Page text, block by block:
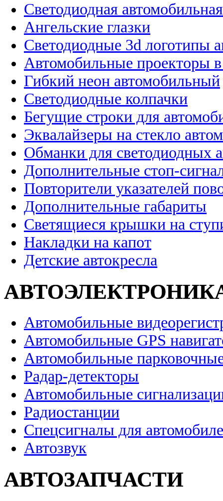
Светодиодная
Ангельские глазки
Светодиодные 3d логотипы
Автомобильные проекторы
Гибкий неон автомобильный
Светодиодные колпачки
Бегущие строки для
Эквалайзеры на стекло
Обманки для светодиодных
Дополнительные стоп-
Повторители указателей
Дополнительные габариты
Светящиеся крышки на
Накладки на капот
Детские автокресла
Автомобильные
Автомобильные GPS
Автомобильные
Радар-детекторы
Автомобильные
Радиостанции
Спецсигналы для
Автозвук
АВТОЗАПЧАСТИ